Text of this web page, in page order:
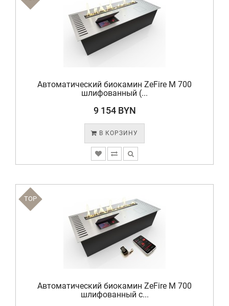
Автоматический биокамин ZeFire М 700
шлифованный (...
9 154 BYN
В КОРЗИНУ
TOP
Автоматический биокамин ZeFire М 700
шлифованный с...